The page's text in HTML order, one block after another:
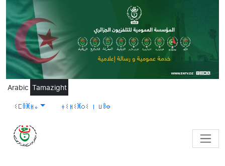
Skip to main content
Arabic Tamazight
ⵉⵎⴻⵥⵍⴰ ⵜⵉⵍⵉⵥⵔⵉ ⵏ ⵡⴻⴱ